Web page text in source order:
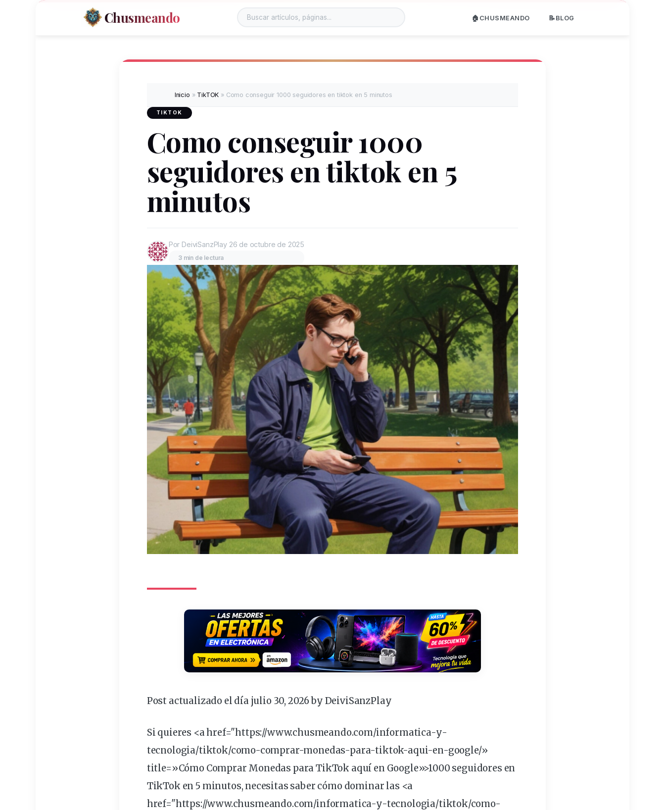
Chusmeando 🏠CHUSMEANDO 📝BLOG
Inicio » TikTOK » Como conseguir 1000 seguidores en tiktok en 5 minutos
TIKTOK
Como conseguir 1000
seguidores en tiktok en 5
minutos
Por DeiviSanzPlay 26 de octubre de 2025
3 min de lectura
Post actualizado el día julio 30, 2026 by DeiviSanzPlay
Si quieres <a href="https://www.chusmeando.com/informatica-y-
tecnologia/tiktok/como-comprar-monedas-para-tiktok-aqui-en-google/»
title=»Cómo Comprar Monedas para TikTok aquí en Google»>1000 seguidores en
TikTok en 5 minutos, necesitas saber cómo dominar las <a
href="https://www.chusmeando.com/informatica-y-tecnologia/tiktok/como-